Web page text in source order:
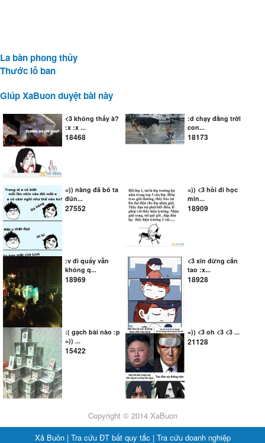
La bàn phong thủy
Thước lỗ ban
Giúp XaBuon duyệt bài này
<3 không thấy à?
:x :x ...
18468
:d chạy đằng trời
con...
18173
=)) nàng đã bỏ ta
đún...
27552
=)) <3 hồi đi học
mìn...
18909
:v đi quẩy vẫn
không q...
18969
<3 xin đừng cắn
tao :x...
18928
:( gạch bài nào :p
=)) ...
15422
=)) <3 oh <3 <3 ...
21128
Copyright © 2014 XaBuon
Xả Buồn | Tra cứu ĐT bất quy tắc | Tra cứu doanh nghiệp